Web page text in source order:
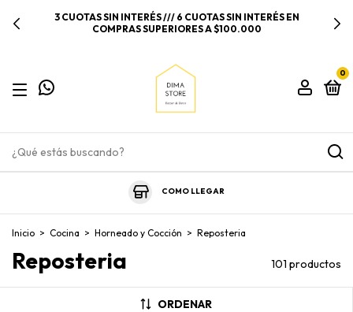
3 CUOTAS SIN INTERÉS /// 6 CUOTAS SIN INTERÉS EN
COMPRAS SUPERIORES A $100.000
0
COMO LLEGAR
Inicio > Cocina > Horneado y Cocción > Reposteria
Reposteria 101 productos
ORDENAR